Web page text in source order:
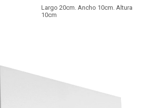
Largo 20cm. Ancho 10cm. Altura
10cm